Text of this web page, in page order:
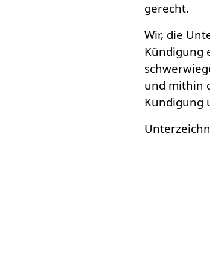
gerecht.
Wir, die
Kündigung
und mithin
Kündigung